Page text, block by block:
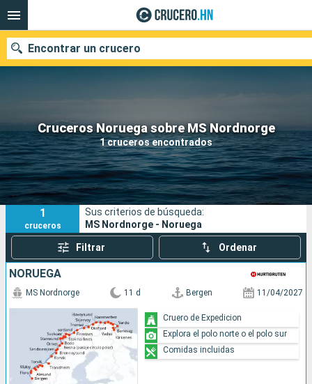
Cruceros Noruega sobre MS Nordnorge
1 cruceros encontrados
Encontrar un crucero
Nuestros destinos
Fecha de salida
Puertos Compañías
Buscar
1
cruceros
Sus criterios de búsqueda:
MS Nordnorge - Noruega
Filtrar Ordenar
NORUEGA
MS Nordnorge 11 d Bergen 11/04/2027
Cruero de Expedicion
Explora el polo norte o el polo sur
Comidas incluidas